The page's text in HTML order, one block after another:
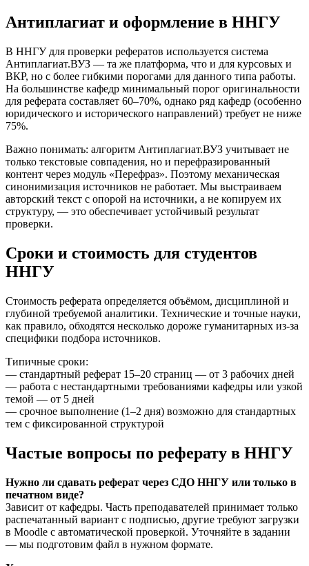
Антиплагиат и оформление в ННГУ
В ННГУ для проверки рефератов используется система
Антиплагиат.ВУЗ — та же платформа, что и для курсовых и
ВКР, но с более гибкими порогами для данного типа работы.
На большинстве кафедр минимальный порог оригинальности
для реферата составляет 60–70%, однако ряд кафедр (особенно
юридического и исторического направлений) требует не ниже
75%.
Важно понимать: алгоритм Антиплагиат.ВУЗ учитывает не
только текстовые совпадения, но и перефразированный
контент через модуль «Перефраз». Поэтому механическая
синонимизация источников не работает. Мы выстраиваем
авторский текст с опорой на источники, а не копируем их
структуру, — это обеспечивает устойчивый результат
проверки.
Сроки и стоимость для студентов
ННГУ
Стоимость реферата определяется объёмом, дисциплиной и
глубиной требуемой аналитики. Технические и точные науки,
как правило, обходятся несколько дороже гуманитарных из-за
специфики подбора источников.
Типичные сроки:
— стандартный реферат 15–20 страниц — от 3 рабочих дней
— работа с нестандартными требованиями кафедры или узкой
темой — от 5 дней
— срочное выполнение (1–2 дня) возможно для стандартных
тем с фиксированной структурой
Частые вопросы по реферату в ННГУ
Нужно ли сдавать реферат через СДО ННГУ или только в
печатном виде?
Зависит от кафедры. Часть преподавателей принимает только
распечатанный вариант с подписью, другие требуют загрузки
в Moodle с автоматической проверкой. Уточняйте в задании
— мы подготовим файл в нужном формате.